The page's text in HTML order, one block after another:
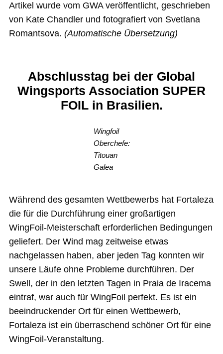
Artikel wurde vom GWA veröffentlicht, geschrieben
von Kate Chandler und fotografiert von Svetlana
Romantsova. (Automatische Übersetzung)
Abschlusstag bei der Global
Wingsports Association SUPER
FOIL in Brasilien.
Wingfoil
Oberchefe:
Titouan
Galea
Während des gesamten Wettbewerbs hat Fortaleza
die für die Durchführung einer großartigen
WingFoil-Meisterschaft erforderlichen Bedingungen
geliefert. Der Wind mag zeitweise etwas
nachgelassen haben, aber jeden Tag konnten wir
unsere Läufe ohne Probleme durchführen. Der
Swell, der in den letzten Tagen in Praia de Iracema
eintraf, war auch für WingFoil perfekt. Es ist ein
beeindruckender Ort für einen Wettbewerb,
Fortaleza ist ein überraschend schöner Ort für eine
WingFoil-Veranstaltung.